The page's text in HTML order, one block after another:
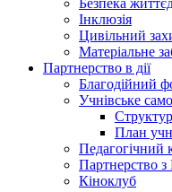
Безпека
Інклюзія
Цивільний
Матеріальне
Партнерство в дії
Благодійний
Учнівське
План
Педагогічний
Партнерство
Кіноклуб